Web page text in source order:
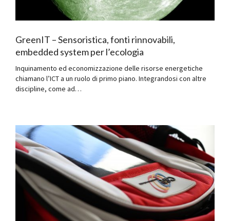
GreenIT – Sensoristica, fonti rinnovabili,
embedded system per l’ecologia
Inquinamento ed economizzazione delle risorse energetiche
chiamano l’ICT a un ruolo di primo piano. Integrandosi con altre
discipline, come ad…